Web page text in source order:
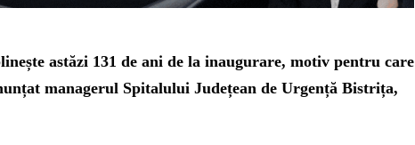
astăzi 131 de ani de la inaugurare, motiv pentru care
managerul Spitalului Județean de Urgență Bistrița,